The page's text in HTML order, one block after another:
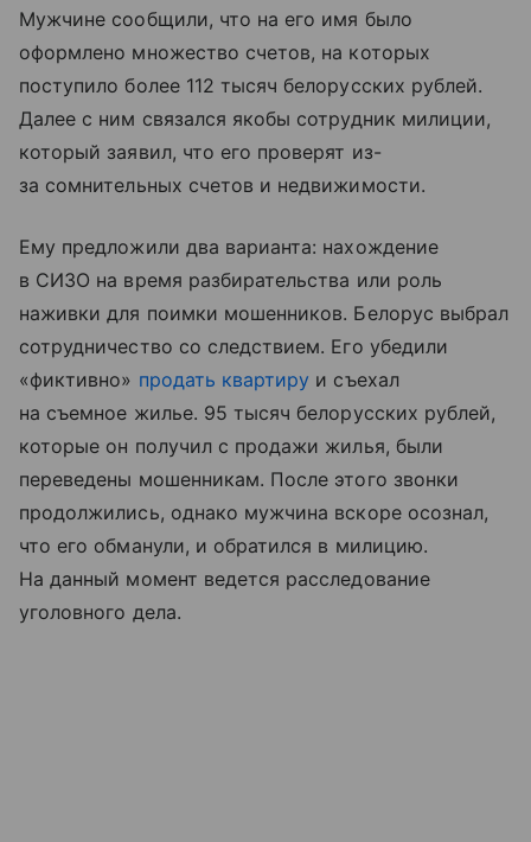
Мужчине сообщили, что на его имя было
оформлено множество счетов, на которых
поступило более 112 тысяч белорусских рублей.
Далее с ним связался якобы сотрудник милиции,
который заявил, что его проверят из-
за сомнительных счетов и недвижимости.
Ему предложили два варианта: нахождение
в СИЗО на время разбирательства или роль
наживки для поимки мошенников. Белорус выбрал
сотрудничество со следствием. Его убедили
«фиктивно» продать квартиру и съехал
на съемное жилье. 95 тысяч белорусских рублей,
которые он получил с продажи жилья, были
переведены мошенникам. После этого звонки
продолжились, однако мужчина вскоре осознал,
что его обманули, и обратился в милицию.
На данный момент ведется расследование
уголовного дела.